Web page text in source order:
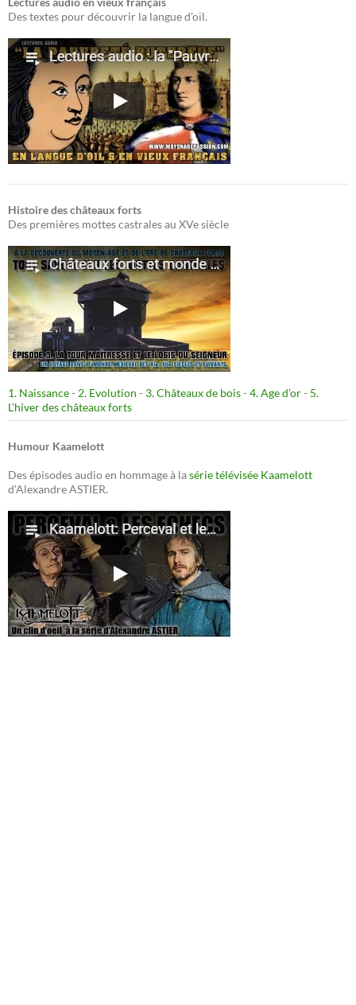
Des textes pour découvrir la langue d'oïl.
Histoire des châteaux forts
Des premières mottes castrales au XVe siècle
1. Naissance- 2. Evolution - 3. Châteaux de bois- 4. Age d’or- 5.
L’hiver des châteaux forts
Humour Kaamelott
Des épisodes audio en hommage à lasérie télévisée Kaamelott
d'Alexandre ASTIER.